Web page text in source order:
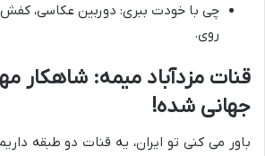
چی با خودت ببری: دوربین عکاسی، کفش
روی.
قنات مزدآباد میمه: شاهکار
جهانی شده!
باور می کنی تو ایران، یه قنات دو طبقه